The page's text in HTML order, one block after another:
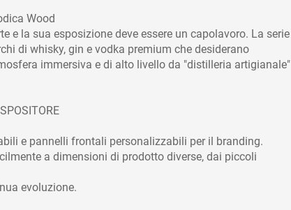
Wood
e la sua esposizione deve essere un capolavoro. La serie
di whisky, gin e vodka premium che desiderano
immersiva e di alto livello da "distilleria artigianale"
e pannelli frontali personalizzabili per il branding.
a dimensioni di prodotto diverse, dai piccoli
evoluzione.